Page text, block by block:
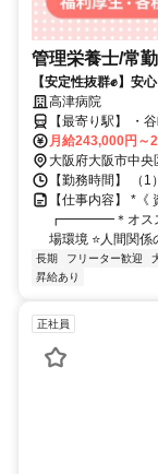
管理栄養士/常
【安定性抜群✊️】安
高津病院
【最寄り駅】 ・
月給243,000円～
大阪府大阪市中央
【勤務時間】 （
【仕事内容】 *
┏━━━━＊オス
場環境 ⭐️人間関
長期 フリーター歓迎
昇給あり
正社員